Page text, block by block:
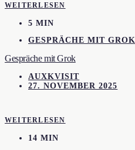
WEITERLESEN
5 MIN
GESPRÄCHE MIT GROK
Gespräche mit Grok
AUXKVISIT
27. NOVEMBER 2025
WEITERLESEN
14 MIN